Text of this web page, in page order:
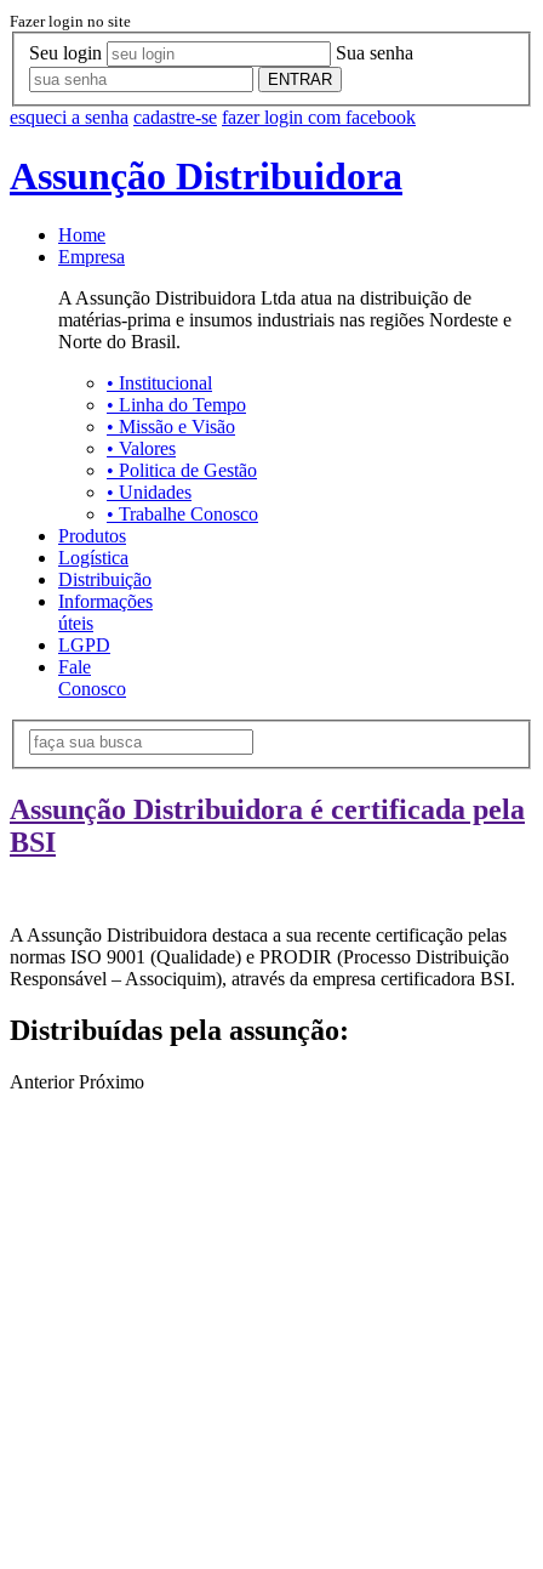
Fazer login no site
Seu login Sua senha
ENTRAR
esqueci a senha cadastre-se fazer login com facebook
Assunção Distribuidora
Home
Empresa
A Assunção Distribuidora Ltda atua na distribuição de
matérias-prima e insumos industriais nas regiões Nordeste e
Norte do Brasil.
• Institucional
• Linha do Tempo
• Missão e Visão
• Valores
• Politica de Gestão
• Unidades
• Trabalhe Conosco
Produtos
Logística
Distribuição
Informações
úteis
LGPD
Fale
Conosco
Assunção Distribuidora é certificada pela
BSI
A Assunção Distribuidora destaca a sua recente certificação pelas
normas ISO 9001 (Qualidade) e PRODIR (Processo Distribuição
Responsável – Associquim), através da empresa certificadora BSI.
Distribuídas pela assunção:
Anterior Próximo